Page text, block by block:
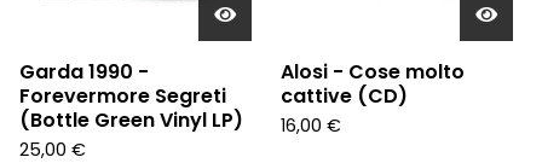
Garda 1990 -
Forevermore Segreti
(Bottle Green Vinyl LP)
25,00 €
Alosi - Cose molto
cattive (CD)
16,00 €